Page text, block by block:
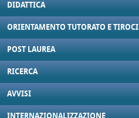
DIDATTICA
ORIENTAMENTO TUTORATO E
POST LAUREA
RICERCA
AVVISI
INTERNAZIONALIZZAZIONE